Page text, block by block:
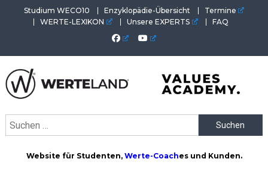
Studium WECO10 Enzyklopädie-Übersicht
Termine
WERTE-LEXIKON
Unsere EXPERTS FAQ
Akademie. Wertvolles für Werte-Coaches.
Suchen
nach:
Website für Studenten, Werte-Coaches und Kunden.